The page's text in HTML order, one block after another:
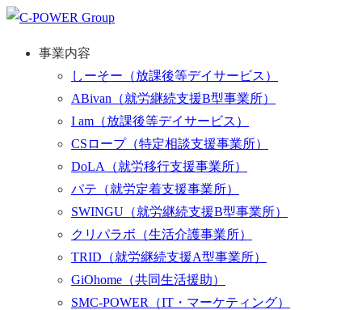
事業内容
しーそー （放課後等デイサービス）
ABivan （就労継続支援B型事業所）
I am （放課後等デイサービス）
CSロープ（特定相談支援事業所）
DoLA
（就労移行支援事業所）
パテ （就労定着支援事業所）
SWINGU （就労継続支援B型事業所）
クリパラボ （生活介護事業所）
TRID （就労継続支援A型事業所）
GiOhome （共同生活援助）
SMC-POWER
（IT・マーケティング）